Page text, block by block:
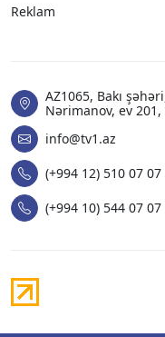
Reklam
AZ1065, Bakı
Nərimanov, ev
info@tv1.az
(+994 12) 510 07 07
(+994 10) 544 07 07